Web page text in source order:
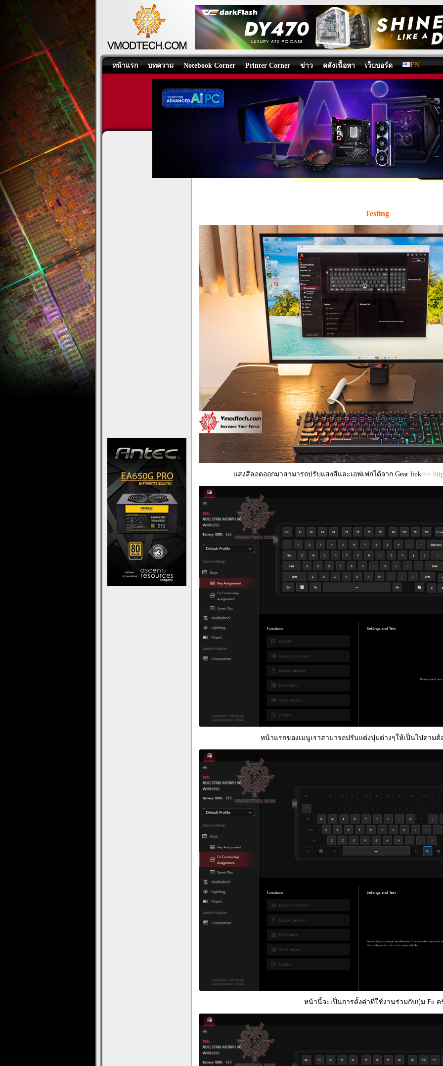
หน้าแรก บทความ Notebook Corner Printer Corner ข่าว คลังเนื้อหา เว็บบอร์ด EN
ROG Strix Morph 96 Wireless Gaming Keyboard Review
Mouse and Keyboard/บทความโดย:tpp, 14/04/2026 09:59, 79,272 views / EN
Share
Testing
แสงสีลอดออกมาสามารถปรับแสงสีและเอฟเฟกได้จาก Gear link >>
หน้าแรกของเมนูเราสามารถปรับแต่งปุ่มต่างๆให้เป็นไปตามต้
หน้านี้จะเป็นการตั้งค่าที่ใช้งานร่วมกับปุ่ม Fn ค